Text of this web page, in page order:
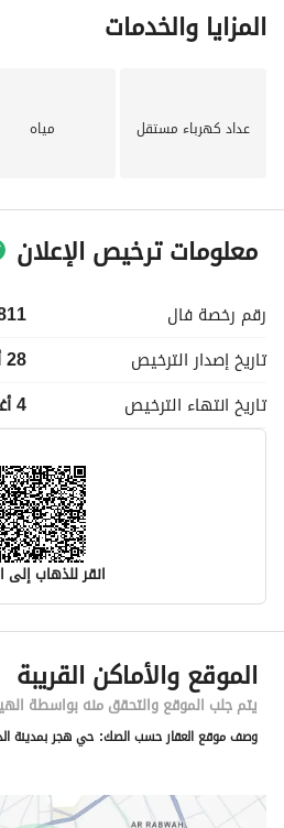
المزايا والخدمات
عداد كهرباء مستقل مياه
معلومات ترخيص الإعلان
رقم رخصة فال
تاريخ إصدار الترخيص
28 أبريل 2025
تاريخ انتهاء الترخيص 4 أغسطس 2025
انقر للذهاب إلى
معلومات مسؤول الإعلان
اسم المسؤول
-
رقم المسؤول
-
الموقع
الموقع والأماكن القريبة
يتم جلب الموقع والتحقق منه بواسطة
وصف موقع العقار حسب الصك: حي هجر بمدينة